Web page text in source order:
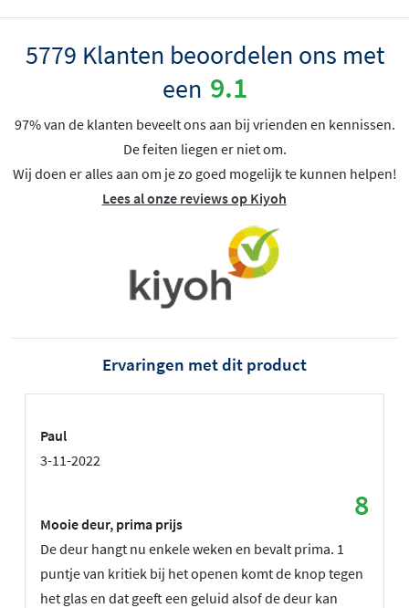
5779 Klanten beoordelen ons met
een 9.1
97% van de klanten beveelt ons aan bij vrienden en kennissen.
De feiten liegen er niet om.
Wij doen er alles aan om je zo goed mogelijk te kunnen helpen!
Lees al onze reviews op Kiyoh
Ervaringen met dit product
Paul
3-11-2022
8
Mooie deur, prima prijs
De deur hangt nu enkele weken en bevalt prima. 1
puntje van kritiek bij het openen komt de knop tegen
het glas en dat geeft een geluid alsof de deur kan